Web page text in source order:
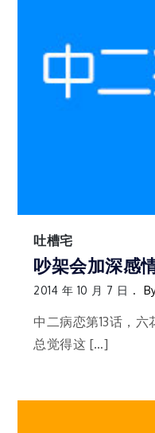
吐槽宅
吵架会加深感
2014 年 10 月 7 日
中二病恋第13话，
总觉得这 […]